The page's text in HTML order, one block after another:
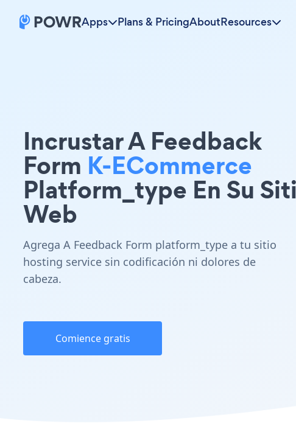
Apps Plans & PricingAboutResources
Incrustar A Feedback
Form K-ECommerce
Platform_type En Su
Web
Agrega A Feedback Form platform_type a tu sitio
hosting service sin codificación ni dolores de
cabeza.
Comience gratis